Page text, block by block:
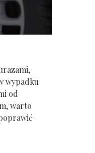
wypadku
od
warto